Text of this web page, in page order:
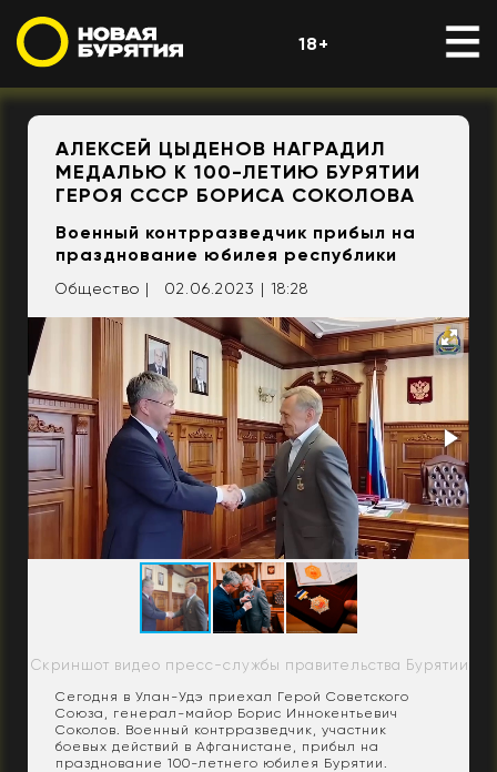
18+
АЛЕКСЕЙ ЦЫДЕНОВ НАГРАДИЛ
МЕДАЛЬЮ К 100-ЛЕТИЮ БУРЯТИИ
ГЕРОЯ СССР БОРИСА СОКОЛОВА
Военный контрразведчик прибыл на
празднование юбилея республики
Общество | 02.06.2023 | 18:28
Скриншот видео пресс-службы правительства Бурятии
Сегодня в Улан-Удэ приехал Герой Советского
Союза, генерал-майор Борис Иннокентьевич
Соколов. Военный контрразведчик, участник
боевых действий в Афганистане, прибыл на
празднование 100-летнего юбилея Бурятии.